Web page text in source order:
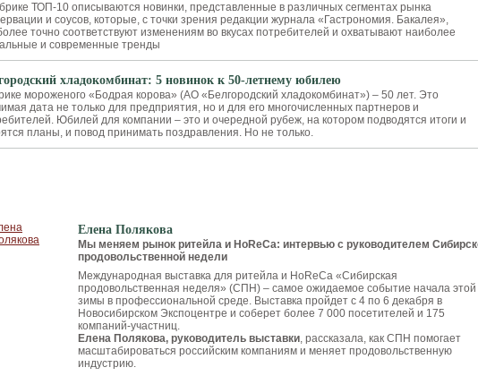
ТОП-10 описываются новинки, представленные в различных сегментах рынка
и соусов, которые, с точки зрения редакции журнала «Гастрономия. Бакалея»,
точно соответствуют изменениям во вкусах потребителей и охватывают наиболее
и современные тренды
хладокомбинат: 5 новинок к 50-летнему юбилею
мороженого «Бодрая корова» (АО «Белгородский хладокомбинат») – 50 лет. Это
дата не только для предприятия, но и для его многочисленных партнеров и
Юбилей для компании – это и очередной рубеж, на котором подводятся итоги и
планы, и повод принимать поздравления. Но не только.
Елена Полякова
Мы меняем рынок ритейла и HoReCa: интервью с руководителем
продовольственной недели
Международная выставка для ритейла и HoReCa «Сибирская
продовольственная неделя» (СПН) – самое ожидаемое событие начала этой
зимы в профессиональной среде. Выставка пройдет с 4 по 6 декабря в
Новосибирском Экспоцентре и соберет более 7 000 посетителей и 175
компаний-участниц.
Елена Полякова, руководитель выставки, рассказала, как СПН помогает
масштабироваться российским компаниям и меняет продовольственную
индустрию.